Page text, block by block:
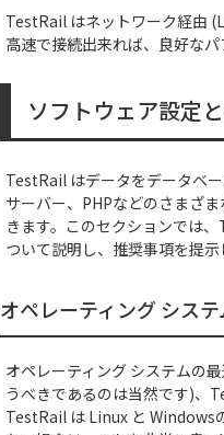
TestRail はネットワーク経由
高速で接続出来れば、良好な
ソフトウェア設定
TestRail はデータをデータベ
サーバー、PHPなどのさまざ
きます。このセクションでは
ついて説明し、推奨事項を提示
オペレーティング シス
オペレーティング システムの
うべきであるのは当然です)、
TestRail は Linux と Windows